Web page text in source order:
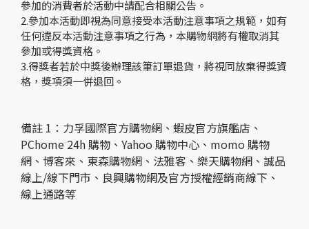
參加的消費者於活動中請配合相關公告。
2.參加本活動即視為同意接受本活動注意事項之規範，如有
任何違反本活動注意事項之行為，本購物網將有權取消其
參加或得獎資格。
3.得獎者若於中獎後辦理該筆訂單退貨，將視同放棄得獎資
格，獎項須一併退回。
備註 1：力孚國際官方購物網、蝦皮官方旗艦店、
PChome 24h 購物、Yahoo 購物中⼼、momo 購物
網、博客來、東森購物網、法雅客、樂天購物網、誠品
線上/線下門市、良興購物網及官方授權經銷商線下、
線上通路等